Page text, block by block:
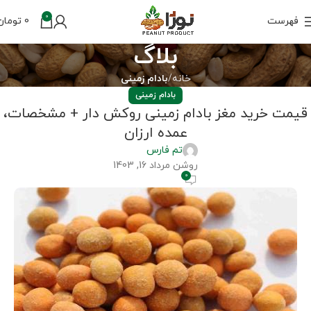
فهرست 0
0
بلاگ
خانه بادام زمینی
بادام زمینی
قیمت خرید مغز بادام زمینی روکش دار + مشخصات،
عمده ارزان
تم فارس
روشن مرداد 16, 1403
0